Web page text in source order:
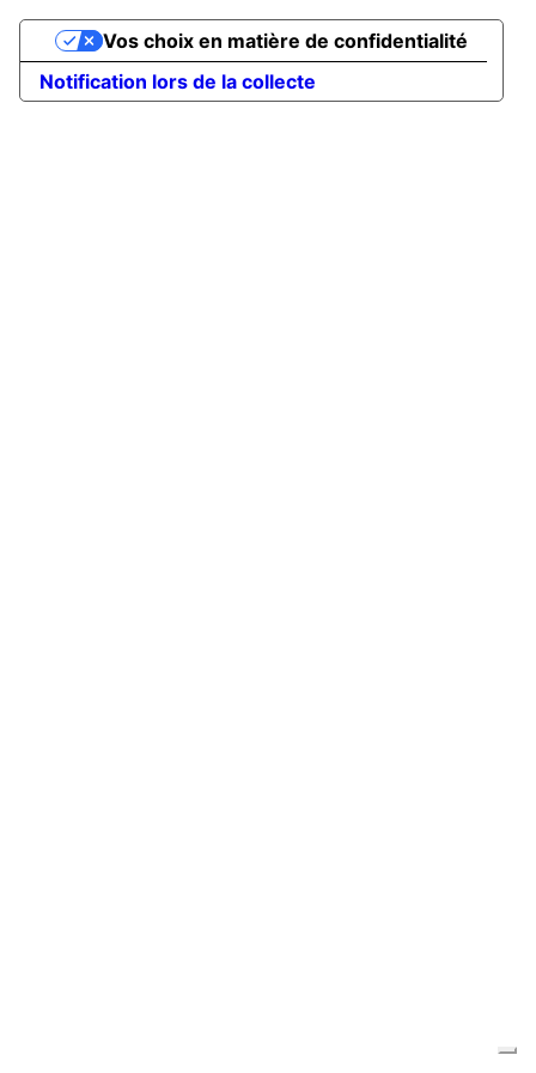
Notification lors de la collecte
Vos choix en matière de confidentialité